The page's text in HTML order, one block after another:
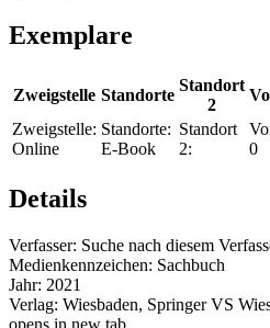
Exemplare
Zweigstelle Standorte
Standort
2
Zweigstelle:
Online
Standorte:
E-Book
Standort
2:
0
Details
Verfasser: Suche nach diesem
Medienkennzeichen: Sachbuch
Jahr: 2021
Verlag: Wiesbaden, Springer VS
opens in new tab